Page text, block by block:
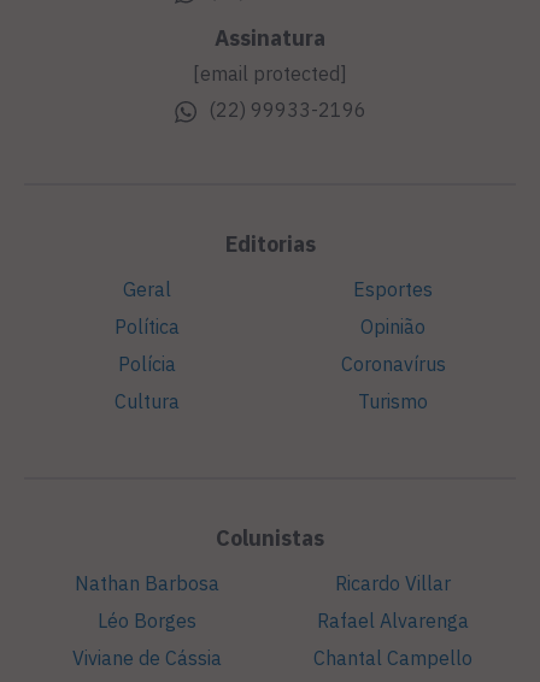
Assinatura
[email protected]
(22) 99933-2196
Editorias
Geral
Política
Polícia
Cultura
Esportes
Opinião
Coronavírus
Turismo
Colunistas
Nathan Barbosa
Léo Borges
Viviane de Cássia
Ricardo Villar
Rafael Alvarenga
Chantal Campello